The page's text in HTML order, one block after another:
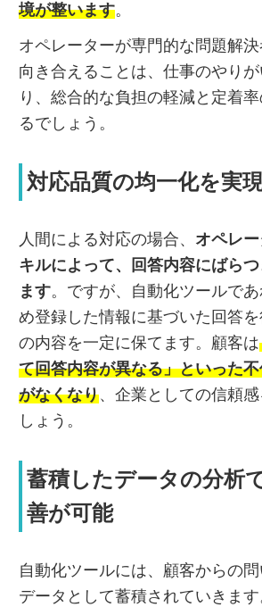
境が整います。
オペレーターが専門的な問題解
向き合えることは、仕事のやり
り、総合的な負担の軽減と定着
るでしょう。
対応品質の均一化を実
人間による対応の場合、 オペレ
キルによって、回答内容にばら
ます。ですが、自動化ツールで
め登録した情報に基づいた回答
の内容を一定に保てます。顧客は
て回答内容が異なる」といった
がなくなり、企業としての信頼
しょう。
蓄積したデータの分析
善が可能
自動化ツールには、顧客からの
データとして蓄積されていきま